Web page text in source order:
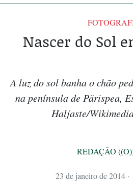
Nascer do Sol
A luz do sol banha o chão
na península de Pärispea,
Haljaste/
REDAÇÃO
23 de janeiro de 2014 ·